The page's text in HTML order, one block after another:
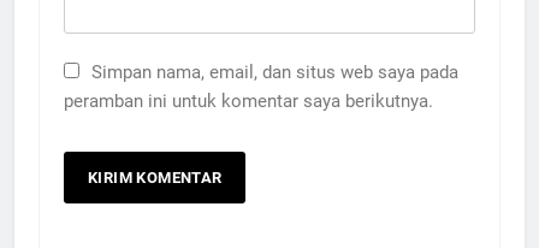
Simpan nama, email, dan situs web saya pada
peramban ini untuk komentar saya berikutnya.